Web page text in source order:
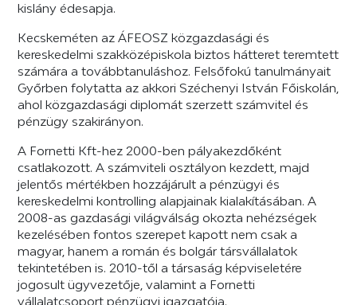
kislány édesapja.
Kecskeméten az ÁFEOSZ közgazdasági és
kereskedelmi szakközépiskola biztos hátteret teremtett
számára a továbbtanuláshoz. Felsőfokú tanulmányait
Győrben folytatta az akkori Széchenyi István Főiskolán,
ahol közgazdasági diplomát szerzett számvitel és
pénzügy szakirányon.
A Fornetti Kft-hez 2000-ben pályakezdőként
csatlakozott. A számviteli osztályon kezdett, majd
jelentős mértékben hozzájárult a pénzügyi és
kereskedelmi kontrolling alapjainak kialakításában. A
2008-as gazdasági világválság okozta nehézségek
kezelésében fontos szerepet kapott nem csak a
magyar, hanem a román és bolgár társvállalatok
tekintetében is. 2010-től a társaság képviseletére
jogosult ügyvezetője, valamint a Fornetti
vállalatcsoport pénzügyi igazgatója.